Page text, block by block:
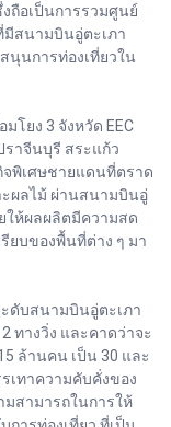
ถือเป็นการรวมศูนย์
มีสนามบินอู่ตะเภา
นุนการท่องเที่ยวใน
โยง 3 จังหวัด EEC
าจีนบุรี สระแก้ว
จพิเศษชายแดนที่ตราด
ผลไม้ ผ่านสนามบินอู่
ให้ผลผลิตมีความสด
ยบของพื้นที่ต่าง ๆ มา
ดับสนามบินอู่ตะเภา
ทางวิ่ง และคาดว่าจะ
ล้านคน เป็น 30 และ
เทาความคับคั่งของ
สามารถในการให้